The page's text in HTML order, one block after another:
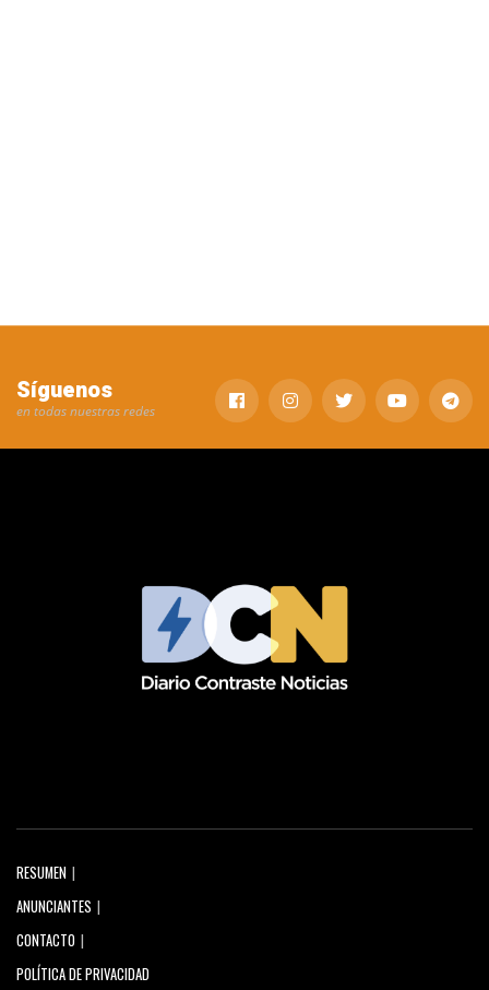
Síguenos
en todas nuestras redes
RESUMEN
ANUNCIANTES
CONTACTO
POLÍTICA DE PRIVACIDAD